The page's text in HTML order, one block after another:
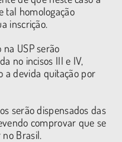
tal homologação
inscrição.
na USP serão
no incisos III e IV,
a devida quitação por
serão dispensados das
comprovar que se
Brasil.